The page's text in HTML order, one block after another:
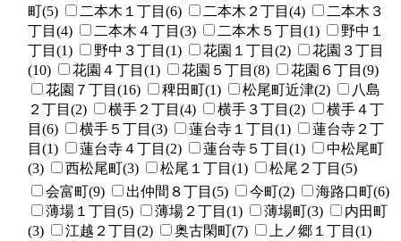
町(5)
二本木１丁目(6) 二本木２丁目(4)
二本木３
丁目(4)
二本木４丁目(3) 二本木５丁目(1)
野中１
丁目(1)
野中３丁目(1) 花園１丁目(2)
花園３丁目
(10)
花園４丁目(1) 花園５丁目(8)
花園６丁目(9)
花園７丁目(16)
稗田町(1) 松尾町近津(2)
八島
２丁目(2)
横手２丁目(4) 横手３丁目(2)
横手４丁
目(6)
横手５丁目(3) 蓮台寺１丁目(1)
蓮台寺２丁
目(1)
蓮台寺４丁目(2) 蓮台寺５丁目(1)
中松尾町
(3)
西松尾町(3) 松尾１丁目(1) 松尾２丁目(5)
会富町(9) 出仲間８丁目(5) 今町(2)
海路口町(6)
薄場１丁目(5)
薄場２丁目(1) 薄場町(3)
内田町
(3)
江越２丁目(2) 奥古閑町(7)
上ノ郷１丁目(1)